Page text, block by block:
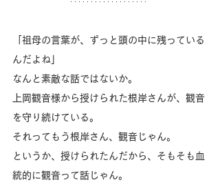
「祖母の言葉が、ずっと頭の中に残っている
んだよね」
なんと素敵な話ではないか。
上岡観音様から授けられた根岸さんが、観音
を守り続けている。
それってもう根岸さん、観音じゃん。
というか、授けられたんだから、そもそも血
統的に観音って話じゃん。